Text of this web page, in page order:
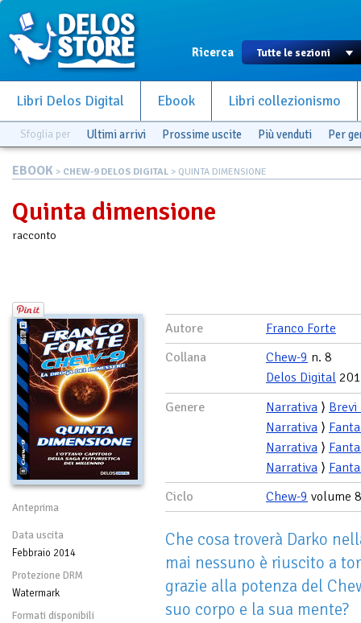
Ricerca
Libri Delos Digital Ebook Libri collezionismo
Sfoglia per Ultimi arrivi Prossime uscite Più venduti Per
EBOOK > CHEW-9 DELOS DIGITAL > QUINTA DIMENSIONE
Quinta dimensione
racconto
Anteprima
Data uscita
Febbraio 2014
Protezione DRM
Watermark
Formati disponibili
Autore
Franco Forte
Collana
Chew-9 n. 8
Delos Digital
Genere
Narrativa ⟩ Brevi
Narrativa ⟩
Narrativa ⟩
Narrativa ⟩
Ciclo
Chew-9 volume 8
Che cosa troverà Darko
mai nessuno è riuscito a
grazie alla potenza del
suo corpo e la sua mente?